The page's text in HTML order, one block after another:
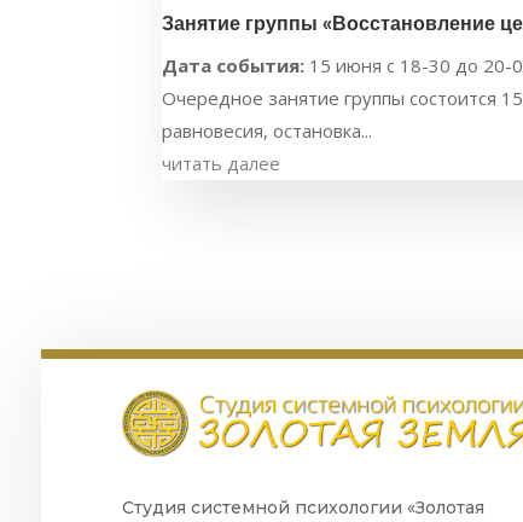
Занятие группы «Восстановление
Дата события: 15 июня с 18-30 до 20-
Очередное занятие группы состоится
равновесия, остановка...
читать далее
Студия системной психологии «Золотая